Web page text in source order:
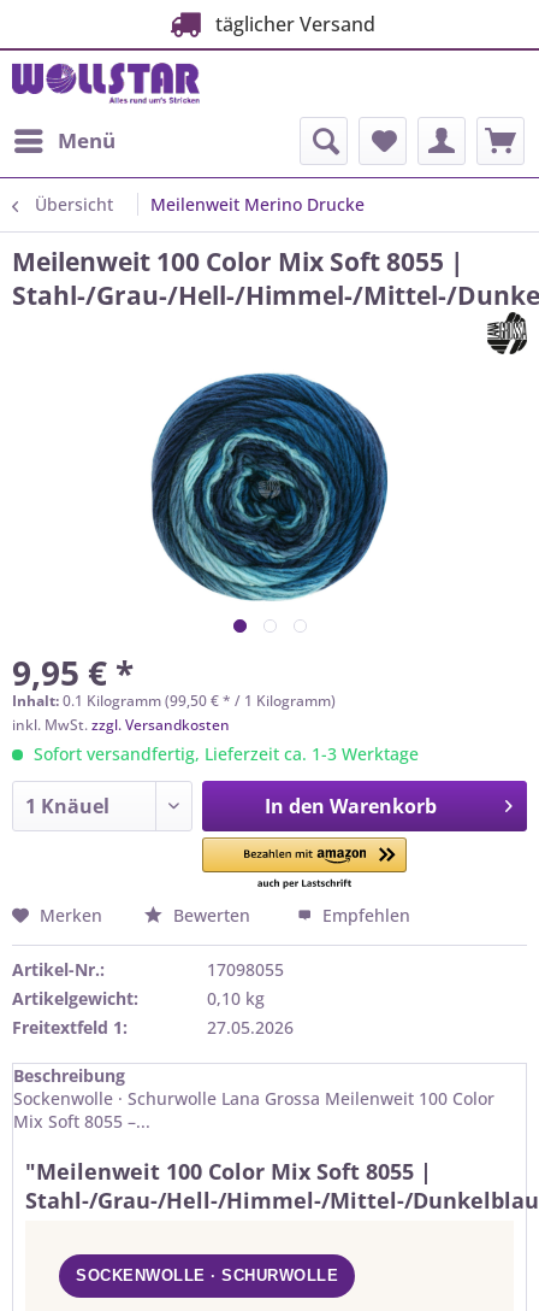
täglicher Versand
Menü
Übersicht Meilenweit Merino Drucke
Meilenweit 100 Color Mix Soft 8055 |
Stahl-/Grau-/Hell-/Himmel-/Mittel-/
9,95 € *
Inhalt:0.1 Kilogramm (99,50 € * / 1 Kilogramm)
inkl. MwSt.zzgl. Versandkosten
Sofort versandfertig, Lieferzeit ca. 1-3 Werktage
In den Warenkorb
Merken Bewerten Empfehlen
Artikel-Nr.:
17098055
Artikelgewicht:
0,10 kg
Freitextfeld 1:
27.05.2026
Beschreibung
Sockenwolle · Schurwolle Lana Grossa Meilenweit 100 Color
Mix Soft 8055 –...
"Meilenweit 100 Color Mix Soft 8055 |
Stahl-/Grau-/Hell-/Himmel-/Mittel-/
SOCKENWOLLE · SCHURWOLLE